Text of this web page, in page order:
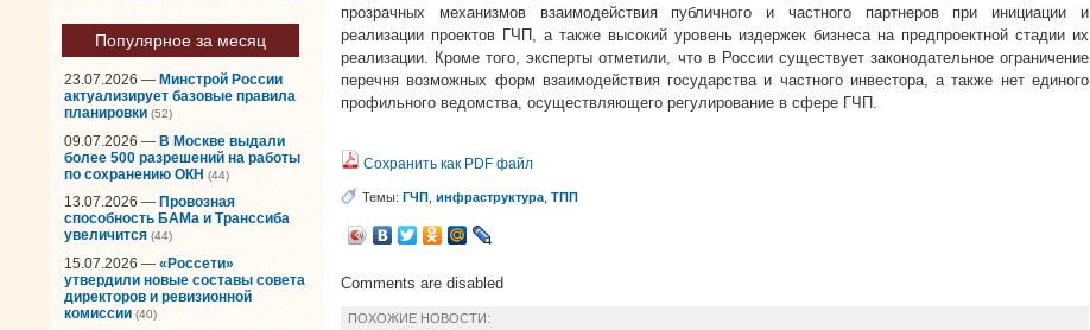
Популярное за месяц
23.07.2026 — Минстрой России
актуализирует базовые правила
планировки (52)
09.07.2026 — В Москве выдали
более 500 разрешений на работы
по сохранению ОКН (44)
13.07.2026 — Провозная
способность БАМа и Транссиба
увеличится (44)
15.07.2026 — «Россети»
утвердили новые составы совета
директоров и ревизионной
комиссии (40)
прозрачных механизмов взаимодействия публичного и частного партнеров при инициации и
реализации проектов ГЧП, а также высокий уровень издержек бизнеса на предпроектной стадии их
реализации. Кроме того, эксперты отметили, что в России существует законодательное ограничение
перечня возможных форм взаимодействия государства и частного инвестора, а также нет единого
профильного ведомства, осуществляющего регулирование в сфере ГЧП.
Сохранить как PDF файл
Темы: ГЧП инфраструктура ТПП
Comments are disabled
ПОХОЖИЕ НОВОСТИ: